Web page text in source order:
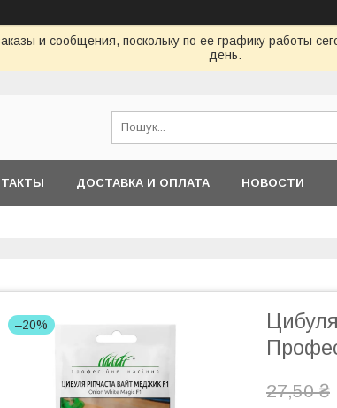
и сообщения, поскольку по ее графику работы
день.
ДОСТАВКА И ОПЛАТА НОВОСТИ
–20%
27,50 ₴